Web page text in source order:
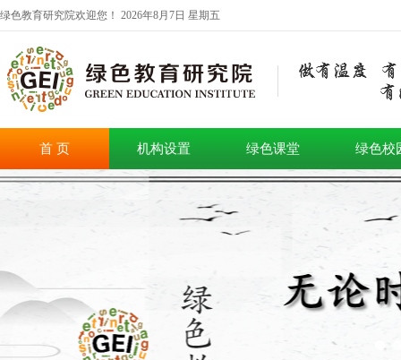
绿色教育研究院欢迎您！ 2026年8月7日 星期五
首 页 机构设置 绿色课堂 绿色校